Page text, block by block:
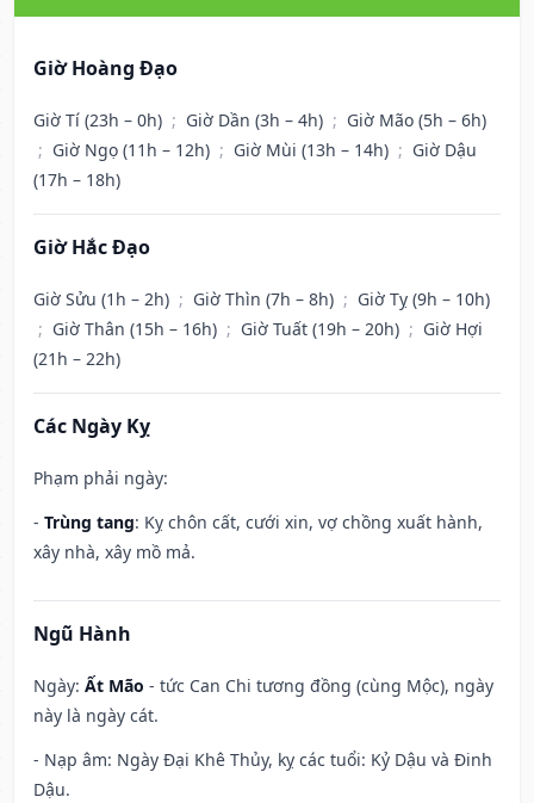
Giờ Hoàng Đạo
Giờ Tí (23h – 0h) ; Giờ Dần (3h – 4h) ; Giờ Mão (5h – 6h)
; Giờ Ngọ (11h – 12h) ; Giờ Mùi (13h – 14h) ; Giờ Dậu
(17h – 18h)
Giờ Hắc Đạo
Giờ Sửu (1h – 2h) ; Giờ Thìn (7h – 8h) ; Giờ Tỵ (9h – 10h)
; Giờ Thân (15h – 16h) ; Giờ Tuất (19h – 20h) ; Giờ Hợi
(21h – 22h)
Các Ngày Kỵ
Phạm phải ngày:
- Trùng tang: Kỵ chôn cất, cưới xin, vợ chồng xuất hành,
xây nhà, xây mồ mả.
Ngũ Hành
Ngày: Ất Mão - tức Can Chi tương đồng (cùng Mộc), ngày
này là ngày cát.
- Nạp âm: Ngày Đại Khê Thủy, kỵ các tuổi: Kỷ Dậu và Đinh
Dậu.